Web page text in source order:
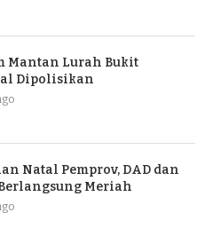
Mantan Lurah Bukit
Dipolisikan
Natal Pemprov, DAD dan
Meriah